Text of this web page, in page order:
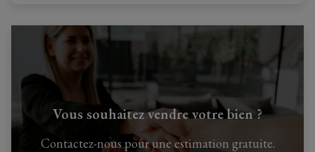
Vous souhaitez vendre votre bien ?
Contactez-nous pour une estimation gratuite.